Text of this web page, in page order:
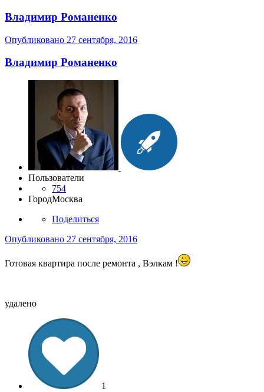
Владимир Романенко
Опубликовано 27 сентября, 2016
Владимир Романенко
Пользователи
754
ГородМосква
Поделиться
Опубликовано 27 сентября, 2016
Готовая квартира после ремонта , Вэлкам !
удалено
1